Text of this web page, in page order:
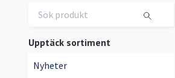
Upptäck sortiment
Nyheter